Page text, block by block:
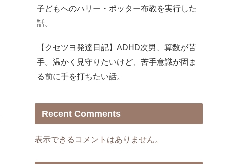
子どもへのハリー・ポッター布教を実行した
話。
【クセツヨ発達日記】ADHD次男、算数が苦
手。温かく見守りたいけど、苦手意識が固ま
る前に手を打ちたい話。
Recent Comments
表示できるコメントはありません。